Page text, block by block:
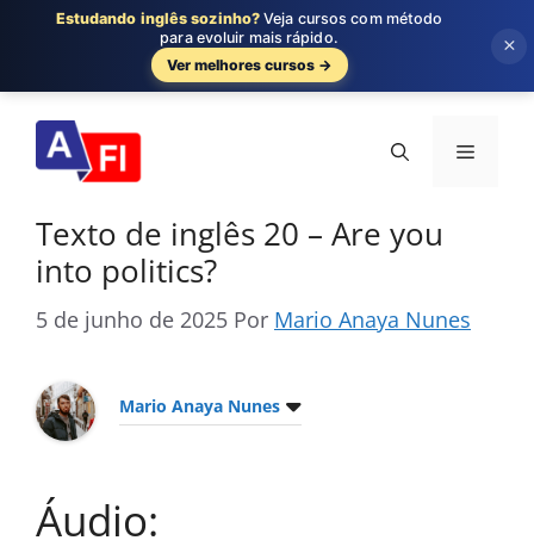
para
conteúdo
Menu
Texto de inglês 20 – Are you
into politics?
5 de junho de 2025 Por Mario Anaya Nunes
Mario Anaya Nunes
Áudio:
Estudando inglês sozinho? Veja cursos com método
para evoluir mais rápido.
Ver melhores cursos →
×